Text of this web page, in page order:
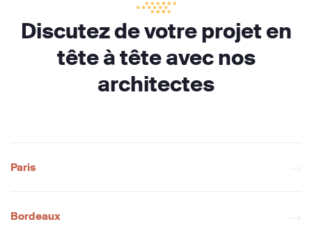
Discutez de votre projet en
tête à tête avec nos
architectes
Paris
Bordeaux